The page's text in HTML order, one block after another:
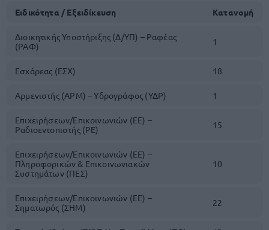
Ειδικότητα / Εξειδίκευση Κατανομή
Διοικητικής Υποστήριξης (Δ/ΥΠ) – Ραφέας
(ΡΑΦ)
1
Εσχάρεας (ΕΣΧ) 18
Αρμενιστής (ΑΡΜ) – Υδρογράφος (ΥΔΡ) 1
Επιχειρήσεων/Επικοινωνιών (ΕΕ) –
Ραδιοεντοπιστής (ΡΕ)
15
Επιχειρήσεων/Επικοινωνιών (ΕΕ) –
Πληροφορικών & Επικοινωνιακών
Συστημάτων (ΠΕΣ)
10
Επιχειρήσεων/Επικοινωνιών (ΕΕ) –
Σηματωρός (ΣΗΜ)
22